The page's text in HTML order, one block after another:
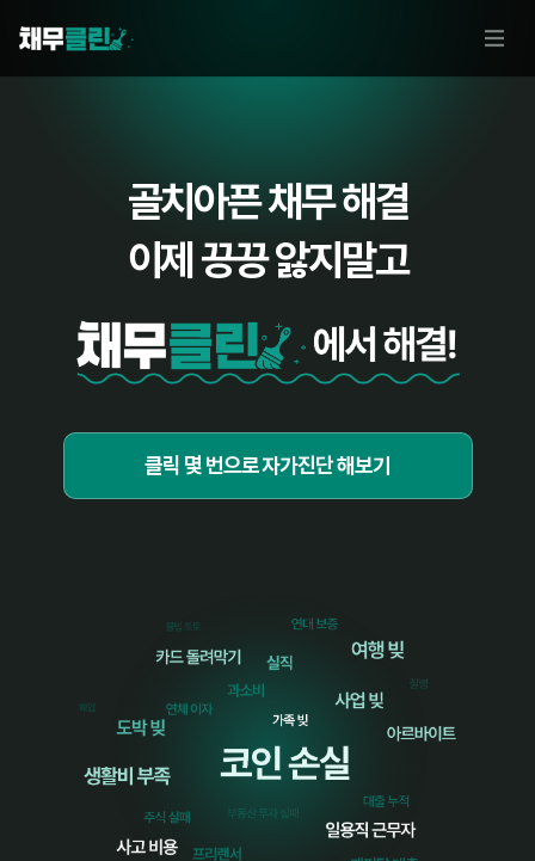
골치아픈 채무 해결
이제 끙끙 앓지말고
클릭 몇 번으로 자가진단 해보기